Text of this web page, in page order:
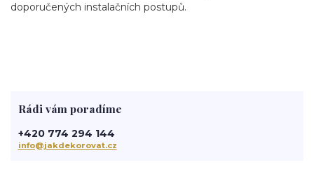
doporučených instalačních postupů.
Rádi vám poradíme
+420 774 294 144
info@jakdekorovat.cz